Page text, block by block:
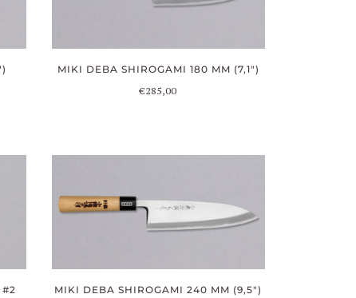
MIKI DEBA SHIROGAMI 180 MM (7,1")
€285,00
MIKI DEBA SHIROGAMI 240 MM (9,5")